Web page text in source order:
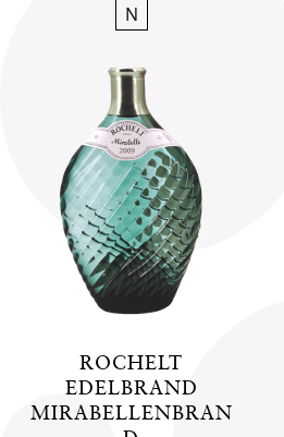
N
ROCHELT
EDELBRAND
MIRABELLENBRAN